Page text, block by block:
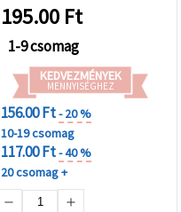
195.00 Ft
1-9 csomag
KEDVEZMÉNYEK
MENNYISÉGHEZ
156.00 Ft- 20 %
10-19 csomag
117.00 Ft- 40 %
20 csomag +